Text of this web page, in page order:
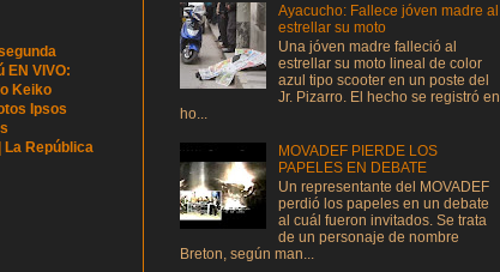
EN VIVO:
Keiko
Ipsos
La República
Ayacucho: Fallece jóven madre al
estrellar su moto
Una jóven madre falleció al
estrellar su moto lineal de color
azul tipo scooter en un poste del
Jr. Pizarro. El hecho se registró en
ho...
MOVADEF PIERDE LOS
PAPELES EN DEBATE
Un representante del MOVADEF
perdió los papeles en un debate
al cuál fueron invitados. Se trata
de un personaje de nombre
Breton, según man...